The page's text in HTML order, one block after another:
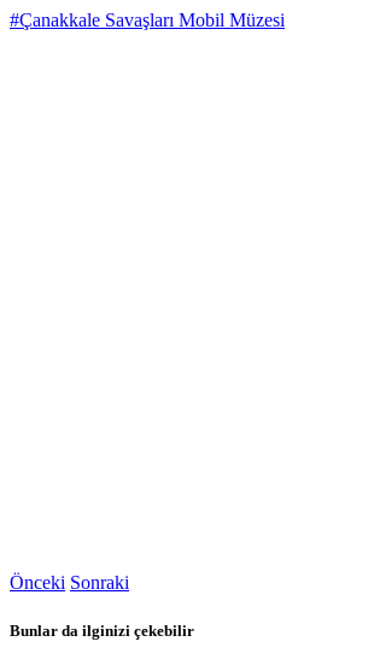
#Çanakkale Savaşları Mobil Müzesi
Önceki Sonraki
Bunlar da ilginizi çekebilir